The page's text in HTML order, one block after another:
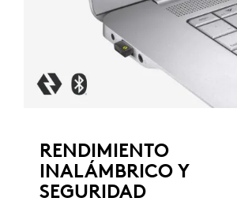
RENDIMIENTO
INALÁMBRICO Y
SEGURIDAD